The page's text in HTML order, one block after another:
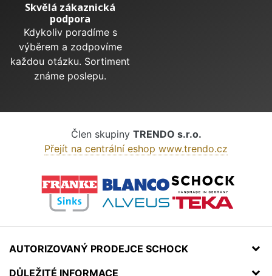
Skvělá zákaznická
podpora
Kdykoliv poradíme s
výběrem a zodpovíme
každou otázku. Sortiment
známe poslepu.
Člen skupiny TRENDO s.r.o.
Přejít na centrální eshop www.trendo.cz
AUTORIZOVANÝ PRODEJCE SCHOCK
DŮLEŽITÉ INFORMACE